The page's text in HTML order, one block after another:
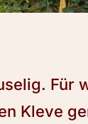
Für
Kleve